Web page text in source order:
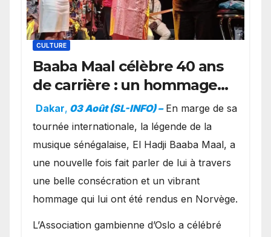
CULTURE
Baaba Maal célèbre 40 ans
de carrière : un hommage
exceptionnel à Oslo en
présence de la famille
royale.
Dakar, 03 Août (SL-INFO) – ​En marge de sa
tournée internationale, la légende de la
musique sénégalaise, El Hadji Baaba Maal, a
une nouvelle fois fait parler de lui à travers
une belle consécration et un vibrant
hommage qui lui ont été rendus en Norvège.
​L’Association gambienne d’Oslo a célébré